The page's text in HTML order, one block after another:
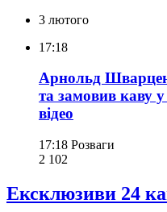
3 лютого
17:18
Арнольд
та замовив каву
відео
17:18 Розваги
2 102
Ексклюзиви 24